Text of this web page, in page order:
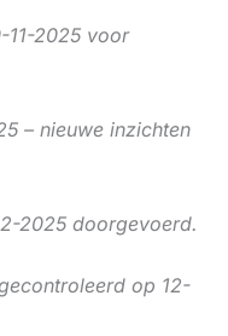
2025 voor
– nieuwe inzichten
2025 doorgevoerd.
op 12-